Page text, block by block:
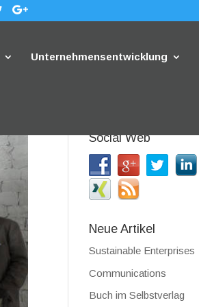
Unternehmensentwicklung
Social Web
Neue Artikel
Sustainable Enterprises
Communications
Buch im Selbstverlag